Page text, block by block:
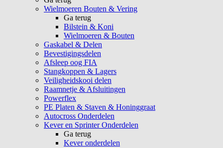
Wielmoeren Bouten & Vering
Ga terug
Bilstein & Koni
Wielmoeren & Bouten
Gaskabel & Delen
Bevestigingsdelen
Afsleep oog FIA
Stangkoppen & Lagers
Veiligheidskooi delen
Raamnetje & Afsluitingen
Powerflex
PE Platen & Staven & Honinggraat
Autocross Onderdelen
Kever en Sprinter Onderdelen
Ga terug
Kever onderdelen